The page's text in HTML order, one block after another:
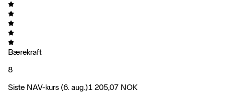
Bærekraft
8
Siste NAV-kurs (6. aug.)1 205,07 NOK